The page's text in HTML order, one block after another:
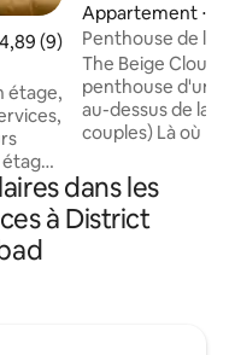
moyenne sur la
4,89 (9)
étage,
pas
Appartement ⋅
Penthouse de
États-Unis |
The Beige Cloud
penthouse d'une
au-dessus de la
couples) Là où le luxe rencontre le
et flottez dans le confort.
méticuleusement
minimalisme
dans les
à District